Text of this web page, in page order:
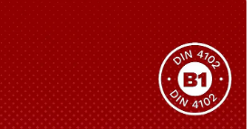
Sie haben nicht das passende
Produkt gefunden?
Wir helfen Ihnen gerne weiter!